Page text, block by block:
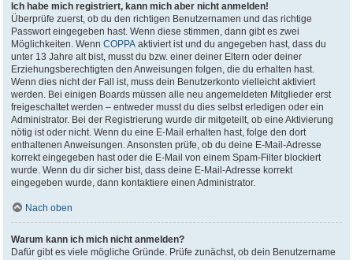
Ich habe mich registriert, kann mich aber nicht anmelden!
Überprüfe zuerst, ob du den richtigen Benutzernamen und das richtige
Passwort eingegeben hast. Wenn diese stimmen, dann gibt es zwei
Möglichkeiten. WennCOPPA aktiviert ist und du angegeben hast, dass du
unter 13 Jahre alt bist, musst du bzw. einer deiner Eltern oder deiner
Erziehungsberechtigten den Anweisungen folgen, die du erhalten hast.
Wenn dies nicht der Fall ist, muss dein Benutzerkonto vielleicht aktiviert
werden. Bei einigen Boards müssen alle neu angemeldeten Mitglieder erst
freigeschaltet werden – entweder musst du dies selbst erledigen oder ein
Administrator. Bei der Registrierung wurde dir mitgeteilt, ob eine Aktivierung
nötig ist oder nicht. Wenn du eine E-Mail erhalten hast, folge den dort
enthaltenen Anweisungen. Ansonsten prüfe, ob du deine E-Mail-Adresse
korrekt eingegeben hast oder die E-Mail von einem Spam-Filter blockiert
wurde. Wenn du dir sicher bist, dass deine E-Mail-Adresse korrekt
eingegeben wurde, dann kontaktiere einen Administrator.
Nach oben
Warum kann ich mich nicht anmelden?
Dafür gibt es viele mögliche Gründe. Prüfe zunächst, ob dein Benutzername